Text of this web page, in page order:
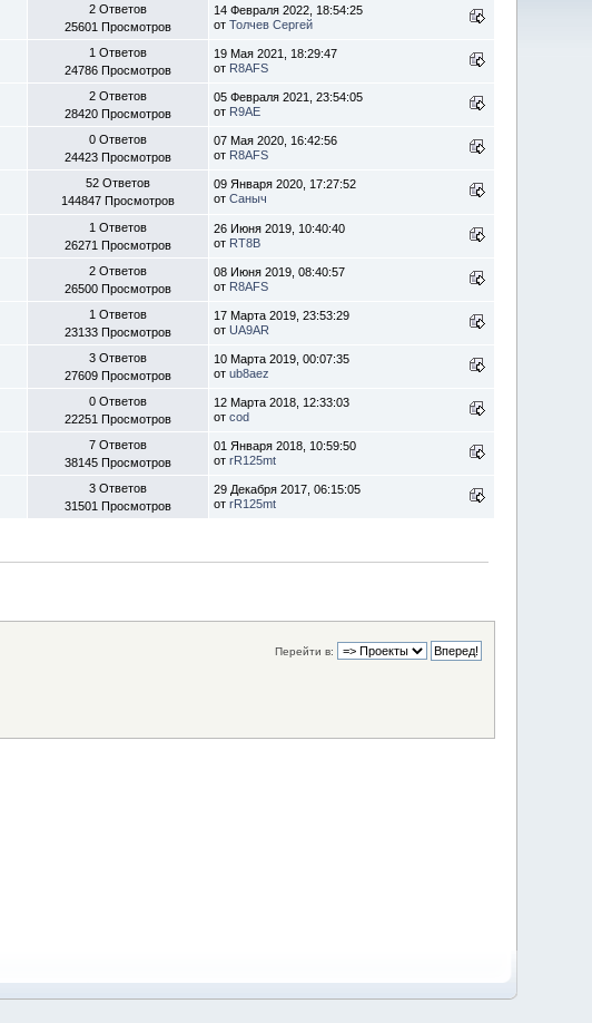
2 Ответов
25601 Просмотров
14 Февраля 2022, 18:54:25
отТолчев Сергей
1 Ответов
24786 Просмотров
19 Мая 2021, 18:29:47
от R8AFS
2 Ответов
28420 Просмотров
05 Февраля 2021, 23:54:05
от R9AE
0 Ответов
24423 Просмотров
07 Мая 2020, 16:42:56
от R8AFS
52 Ответов
144847 Просмотров
09 Января 2020, 17:27:52
отСаныч
1 Ответов
26271 Просмотров
26 Июня 2019, 10:40:40
от RT8B
2 Ответов
26500 Просмотров
08 Июня 2019, 08:40:57
от R8AFS
1 Ответов
23133 Просмотров
17 Марта 2019, 23:53:29
отUA9AR
3 Ответов
27609 Просмотров
10 Марта 2019, 00:07:35
отub8aez
0 Ответов
22251 Просмотров
12 Марта 2018, 12:33:03
отcod
7 Ответов
38145 Просмотров
01 Января 2018, 10:59:50
отrR125mt
3 Ответов
31501 Просмотров
29 Декабря 2017, 06:15:05
отrR125mt
Перейти в: